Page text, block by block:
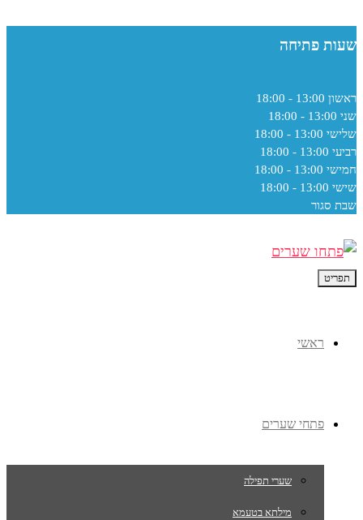
שעות פתיחה
ראשון 13:00 - 18:00
שני 13:00 - 18:00
שלישי 13:00 - 18:00
רביעי 13:00 - 18:00
חמישי 13:00 - 18:00
שישי 13:00 - 18:00
שבת סגור
תפריט
ראשי
פתחי שערים
שערי תפילה
מילתא בטעמא